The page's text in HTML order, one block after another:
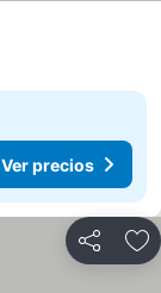
Ver precios
Compartir